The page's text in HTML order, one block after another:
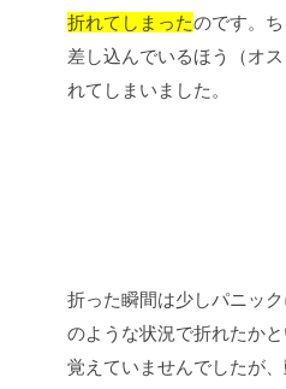
折れてしまったのです。ち
差し込んでいるほう（オ
れてしまいました。
折った瞬間は少しパニッ
のような状況で折れたか
覚えていませんでしたが